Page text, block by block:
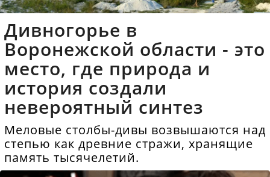
Дивногорье в
Воронежской области - это
место, где природа и
история создали
невероятный синтез
Меловые столбы-дивы возвышаются над
степью как древние стражи, хранящие
память тысячелетий.